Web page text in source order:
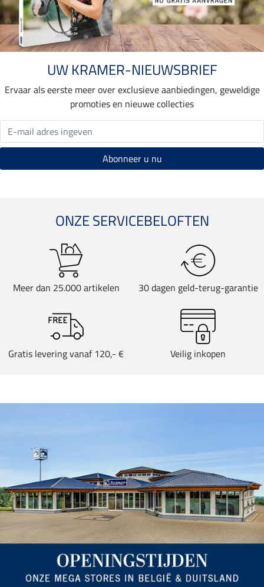
UW KRAMER-NIEUWSBRIEF
Ervaar als eerste meer over exclusieve aanbiedingen, geweldige
promoties en nieuwe collecties
ONZE SERVICEBELOFTEN
Meer dan 25.000 artikelen 30 dagen geld-terug-garantie
Gratis levering vanaf 120,- € Veilig inkopen